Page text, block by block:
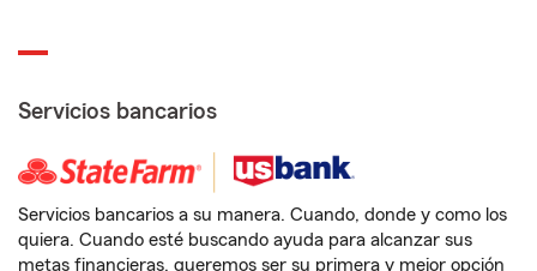
Servicios bancarios
Servicios bancarios a su manera. Cuando, donde y como los
quiera. Cuando esté buscando ayuda para alcanzar sus
metas financieras, queremos ser su primera y mejor opción